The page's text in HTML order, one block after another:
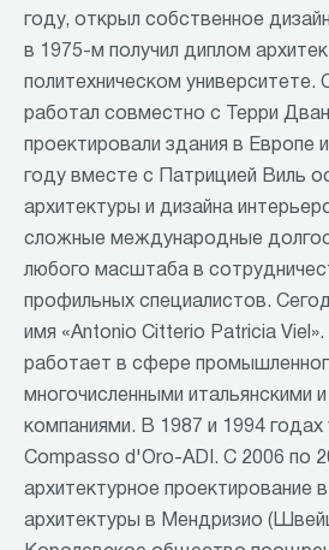
году, открыл собственное
в 1975-м получил диплом
политехническом университете.
работал совместно с Терри
проектировали здания в Европе
году вместе с Патрицией Виль
архитектуры и дизайна
сложные международные
любого масштаба в
профильных специалистов.
имя «Antonio Citterio Patricia
работает в сфере
многочисленными итальянскими
компаниями. В 1987 и 1994
Compasso d'Oro-ADI. С 2006 по
архитектурное проектирование
архитектуры в Мендризио